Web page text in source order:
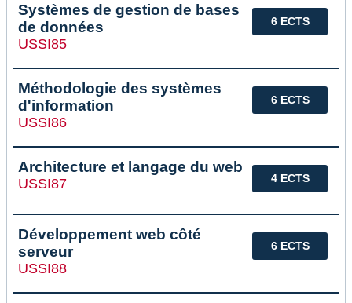
6 ECTS
Systèmes de gestion de bases
de données
USSI85
6 ECTS
Méthodologie des systèmes
d'information
USSI86
4 ECTS
Architecture et langage du web
USSI87
6 ECTS
Développement web côté
serveur
USSI88